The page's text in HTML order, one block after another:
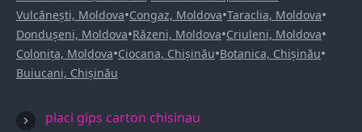
Vulcănești, Moldova•Congaz, Moldova•Taraclia, Moldova•
Dondușeni, Moldova•Răzeni, Moldova•Criuleni, Moldova•
Colonița, Moldova•Ciocana, Chișinău•Botanica, Chișinău•
Buiucani, Chișinău
placi gips carton chisinau